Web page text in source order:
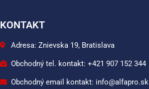
KONTAKT
Adresa: Znievska 19, Bratislava
Obchodný tel. kontakt: +421 907 152 344
Obchodný email kontakt: info@alfapro.sk